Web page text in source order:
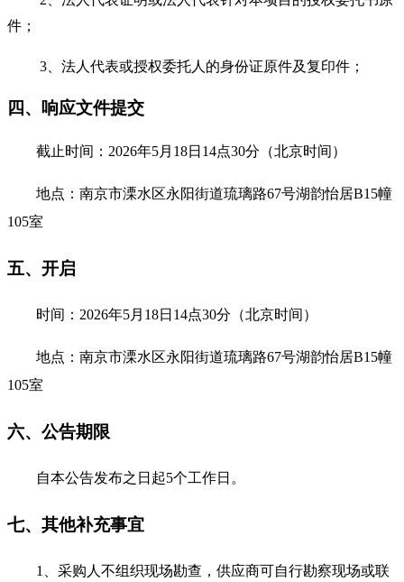
件；
3、法人代表或授权委托人的身份证原件及复印件；
四、响应文件提交
截止时间： 2026年5月18日14点30分 （北京时间）
地点： 南京市溧水区永阳街道琉璃路67号湖韵怡居B15幢
105室
五、开启
时间： 2026年5月18日14点30分 （北京时间）
地点： 南京市溧水区永阳街道琉璃路67号湖韵怡居B15幢
105室
六、公告期限
自本公告发布之日起5个工作日。
七、其他补充事宜
1、采购人不组织现场勘查，供应商可自行勘察现场或联